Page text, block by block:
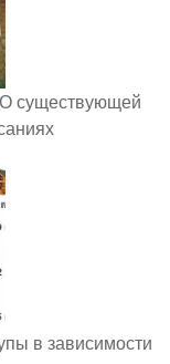
О существующей
в зависимости